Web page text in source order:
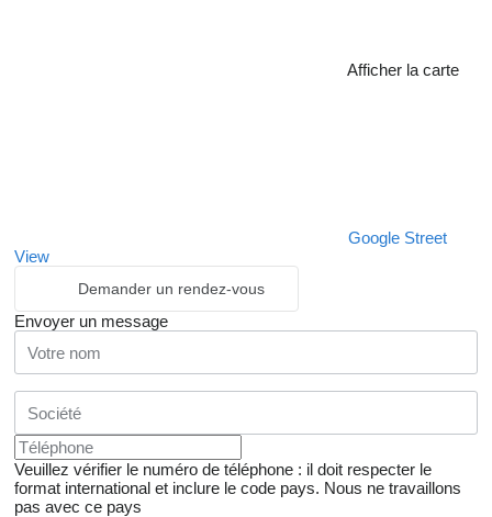
Afficher la carte
Google Street
View
Demander un rendez-vous
Envoyer un message
Veuillez vérifier le numéro de téléphone : il doit respecter le
format international et inclure le code pays. Nous ne travaillons
pas avec ce pays